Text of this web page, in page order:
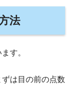
法
す。
は目の前の点数